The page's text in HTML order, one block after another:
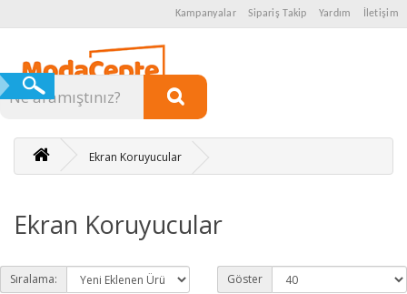
Kampanyalar Sipariş Takip Yardım İletişim
Kategoriler
Ekran Koruyucular
Ekran Koruyucular
Sıralama: Göster